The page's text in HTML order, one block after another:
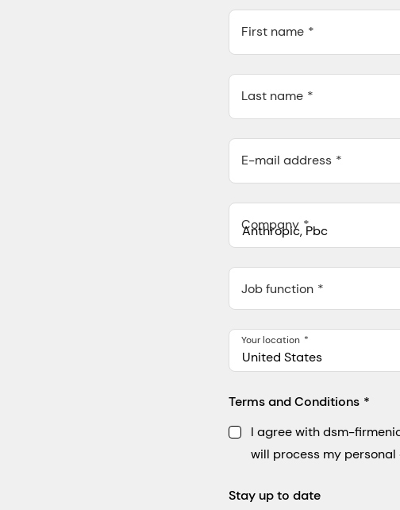
First name
Last name
E-mail address
Company
548 Market St Pmb 90375, San
Job function
United States
Your location
Terms and Conditions
I agree with dsm-
will process my
Stay up to date